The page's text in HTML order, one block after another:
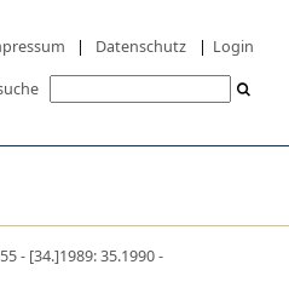
| Datenschutz | Login
- [34.]1989: 35.1990 -